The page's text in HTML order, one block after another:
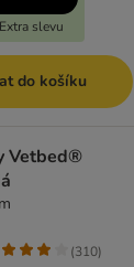
slevu
do košíku
Vetbed®
(310)